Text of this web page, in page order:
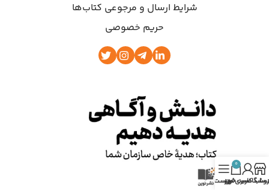
شرایط ارسال و مرجوعی کتاب‌ها
حریم خصوصی
کاربری من
0
سبد خریدفهرست